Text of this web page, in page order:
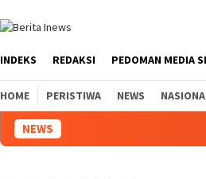
INDEKS REDAKSI PEDOMAN MEDIA
HOME PERISTIWA NEWS
NEWS